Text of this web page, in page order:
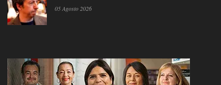
05 Agosto 2026